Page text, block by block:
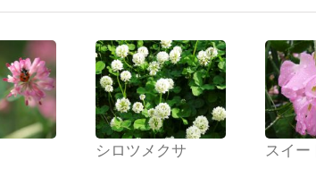
シロツメクサ スイー